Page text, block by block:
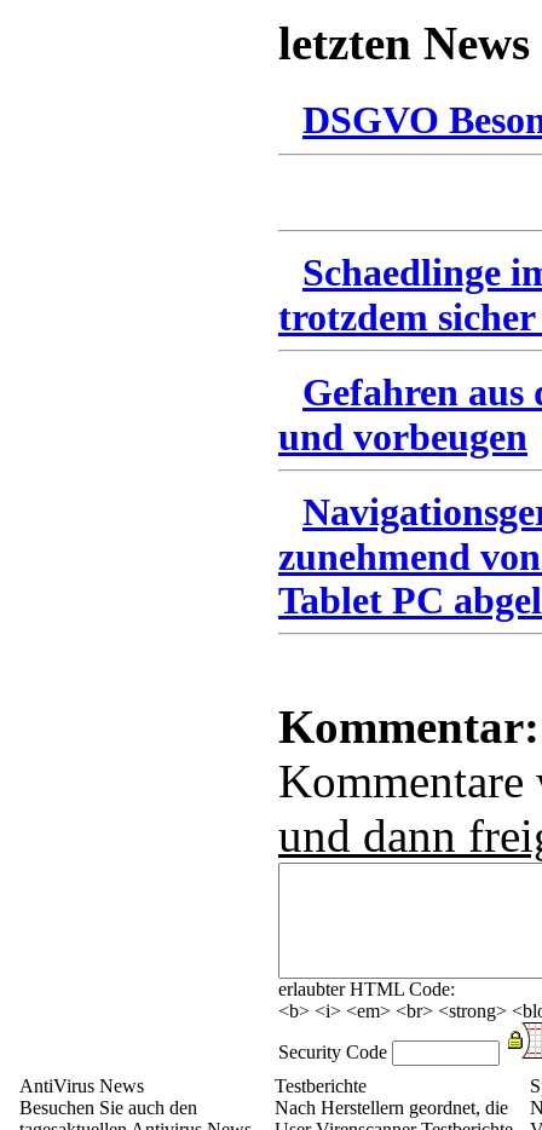
letzten News
DSGVO
Schaedlinge
trotzdem
Gefahren
und vorbeugen
zunehmend
Tablet PC
Kommentar:
und dann
erlaubter HTML Code:
<b> <i> <em> <br> <strong>
Security Code
AntiVirus News
Besuchen Sie auch den
Testberichte
Nach Herstellern geordnet, die